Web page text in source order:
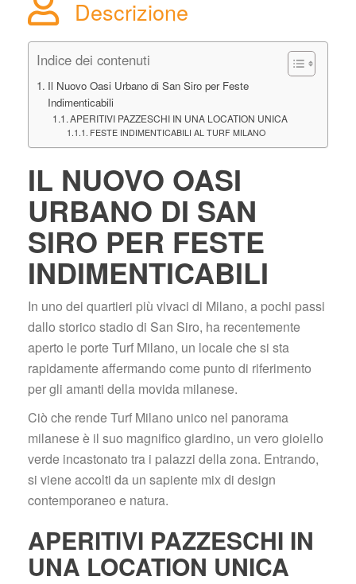
Descrizione
Indice dei contenuti
Il Nuovo Oasi Urbano di San Siro per Feste
Indimenticabili
APERITIVI PAZZESCHI IN UNA LOCATION UNICA
FESTE INDIMENTICABILI AL TURF MILANO
IL NUOVO OASI
URBANO DI SAN
SIRO PER FESTE
INDIMENTICABILI
In uno dei quartieri più vivaci di Milano, a pochi passi
dallo storico stadio di San Siro, ha recentemente
aperto le porte Turf Milano, un locale che si sta
rapidamente affermando come punto di riferimento
per gli amanti della movida milanese.
Ciò che rende Turf Milano unico nel panorama
milanese è il suo magnifico giardino, un vero gioiello
verde incastonato tra i palazzi della zona. Entrando,
i viene accolti da un sapiente mix di design
contemporaneo e natura.
APERITIVI PAZZESCHI IN
UNA LOCATION UNICA